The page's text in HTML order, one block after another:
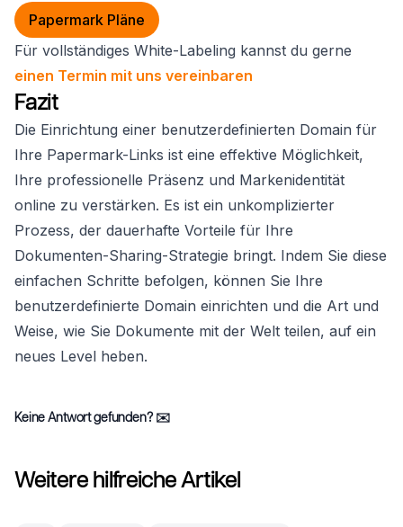
Papermark Pläne
Für vollständiges White-Labeling kannst du gerne
einen Termin mit uns vereinbaren
Fazit
Die Einrichtung einer benutzerdefinierten Domain für
Ihre Papermark-Links ist eine effektive Möglichkeit,
Ihre professionelle Präsenz und Markenidentität
online zu verstärken. Es ist ein unkomplizierter
Prozess, der dauerhafte Vorteile für Ihre
Dokumenten-Sharing-Strategie bringt. Indem Sie diese
einfachen Schritte befolgen, können Sie Ihre
benutzerdefinierte Domain einrichten und die Art und
Weise, wie Sie Dokumente mit der Welt teilen, auf ein
neues Level heben.
Keine Antwort gefunden? ✉️
Weitere hilfreiche Artikel